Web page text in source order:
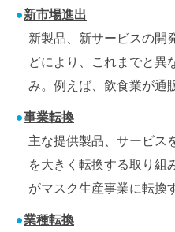
新市場進出
新製品、新サービスの開
どにより、これまでと異
み。例えば、飲食業が通
事業転換
主な提供製品、サービス
を大きく転換する取り組
がマスク生産事業に転換
業種転換